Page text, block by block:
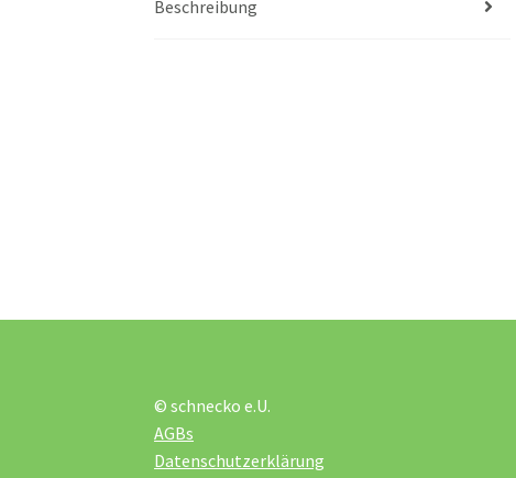
Beschreibung
© schnecko e.U.
AGBs
Datenschutzerklärung